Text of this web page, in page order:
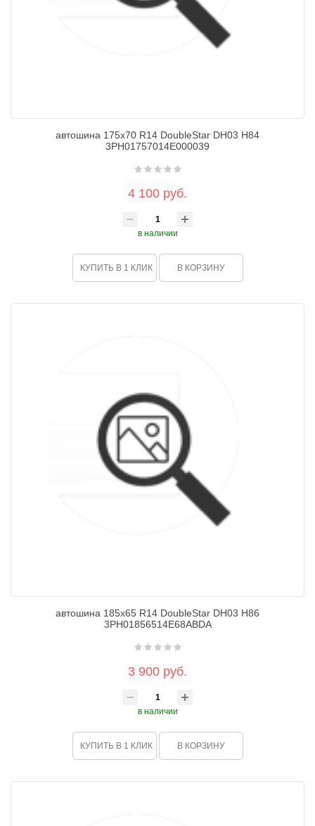
автошина 175х70 R14 DoubleStar DH03 H84
3PH01757014E000039
4 100 руб.
в наличии
КУПИТЬ В 1 КЛИК В КОРЗИНУ
автошина 185х65 R14 DoubleStar DH03 H86
3PH01856514E68ABDA
3 900 руб.
в наличии
КУПИТЬ В 1 КЛИК В КОРЗИНУ